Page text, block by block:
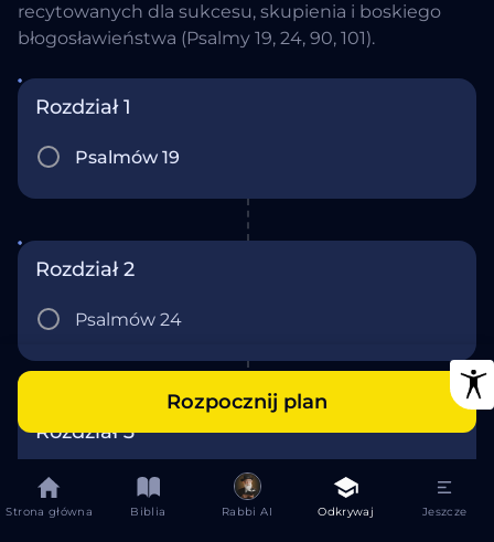
recytowanych dla sukcesu, skupienia i boskiego
błogosławieństwa (Psalmy 19, 24, 90, 101).
Rozdział 1
Psalmów 19
Rozdział 2
Psalmów 24
Rozdział 3
Psalmów 90
Rozpocznij plan
Strona główna Biblia Rabbi AI Odkrywaj Jeszcze